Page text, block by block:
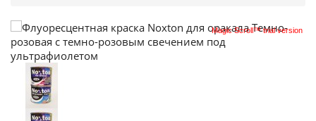
Magic Scroll™ trial version